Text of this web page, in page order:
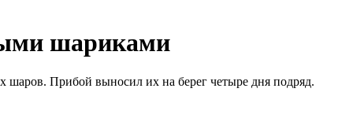
шариками
шаров. Прибой выносил их на берег четыре дня подряд.